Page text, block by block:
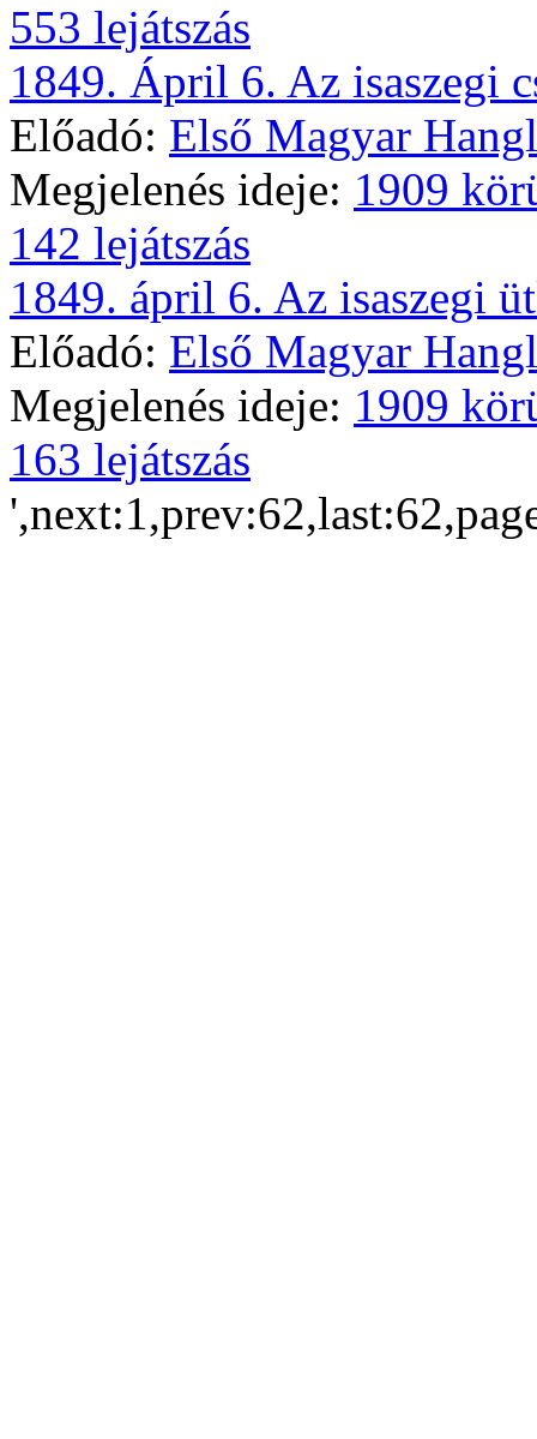
553 lejátszás
1849. Ápril 6. Az isaszegi
Előadó: Első Magyar
Megjelenés ideje: 1909
142 lejátszás
1849. ápril 6. Az isaszegi
Előadó: Első Magyar
Megjelenés ideje: 1909
163 lejátszás